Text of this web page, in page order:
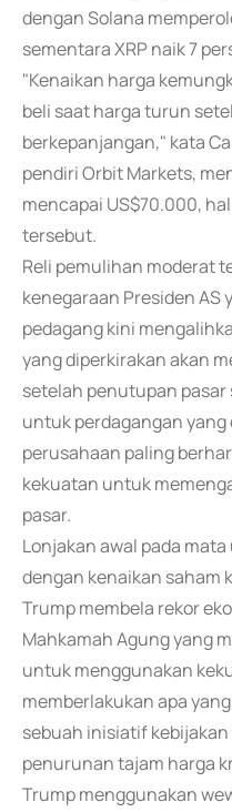
dengan Solana
sementara XRP naik 7
"Kenaikan harga
beli saat harga turun
berkepanjangan," kata
pendiri Orbit Markets,
mencapai US$70.000,
tersebut.
Reli pemulihan moderat
kenegaraan Presiden AS
pedagang kini
yang diperkirakan akan
setelah penutupan
untuk perdagangan yang
perusahaan paling
kekuatan untuk
pasar.
Lonjakan awal pada
dengan kenaikan saham
Trump membela rekor
Mahkamah Agung yang
untuk menggunakan
memberlakukan apa
sebuah inisiatif
penurunan tajam harga
Trump menggunakan